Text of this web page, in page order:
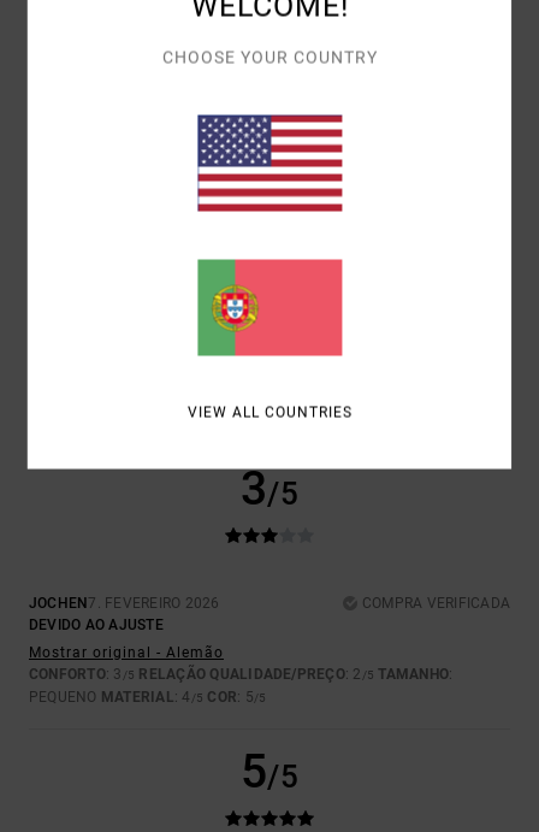
4.0
RELAÇÃO QUALIDADE/PREÇO
3.5
5.0
3/5
JOCHEN 7. FEVEREIRO 2026
COMPRA VERIFICADA
DEVIDO AO AJUSTE
Mostrar original - Alemão
CONFORTO: 3 /5 RELAÇÃO QUALIDADE/PREÇO: 2 /5 TAMANHO:
PEQUENO MATERIAL: 4 /5 COR: 5/5
5/5
CHOOSE YOUR COUNTRY
VIEW ALL COUNTRIES